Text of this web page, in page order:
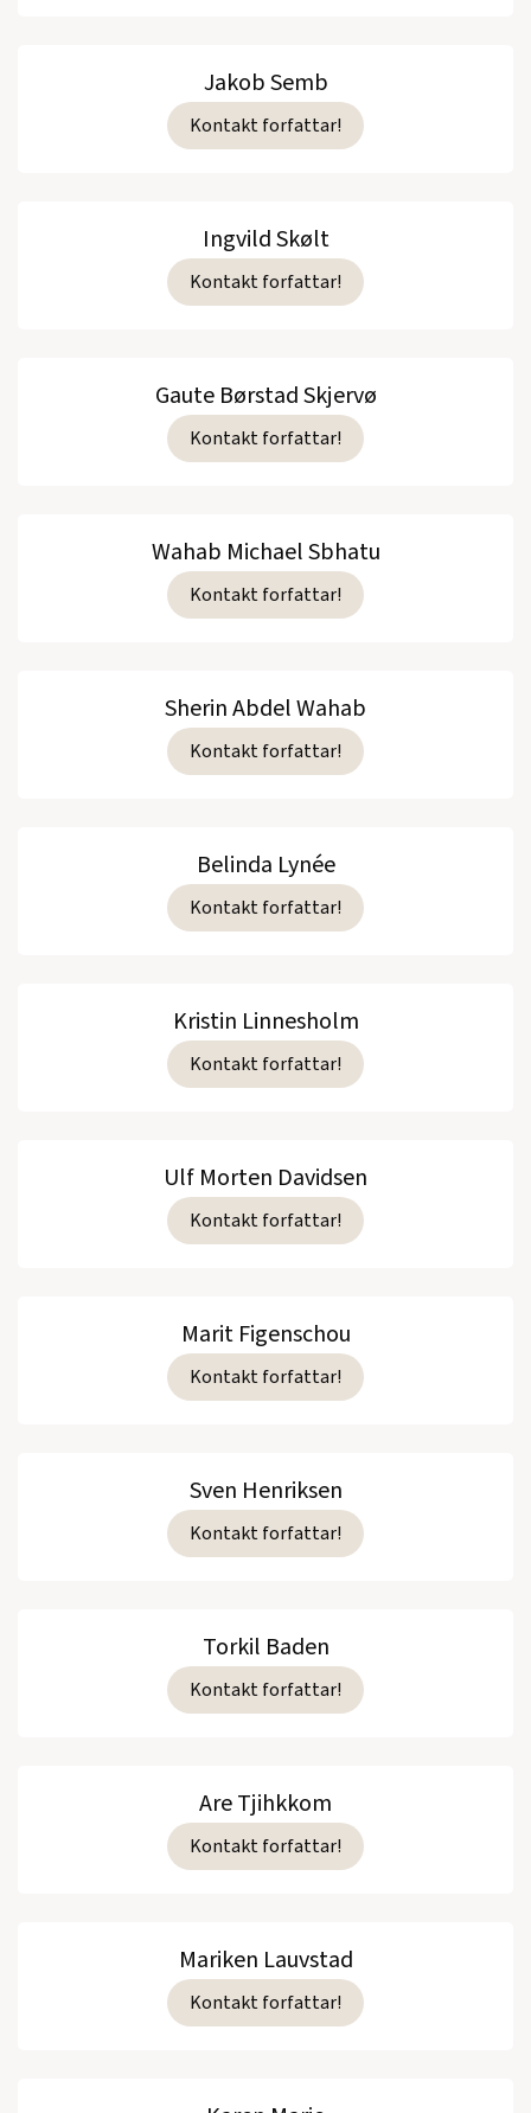
Jakob Semb
Kontakt forfattar!
Ingvild Skølt
Kontakt forfattar!
Gaute Børstad Skjervø
Kontakt forfattar!
Wahab Michael Sbhatu
Kontakt forfattar!
Sherin Abdel Wahab
Kontakt forfattar!
Belinda Lynée
Kontakt forfattar!
Kristin Linnesholm
Kontakt forfattar!
Ulf Morten Davidsen
Kontakt forfattar!
Marit Figenschou
Kontakt forfattar!
Sven Henriksen
Kontakt forfattar!
Torkil Baden
Kontakt forfattar!
Are Tjihkkom
Kontakt forfattar!
Mariken Lauvstad
Kontakt forfattar!